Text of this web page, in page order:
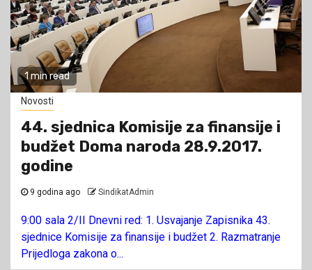
1 min read
Novosti
44. sjednica Komisije za finansije i
budžet Doma naroda 28.9.2017.
godine
9 godina ago SindikatAdmin
9:00 sala 2/II Dnevni red: 1. Usvajanje Zapisnika 43.
sjednice Komisije za finansije i budžet 2. Razmatranje
Prijedloga zakona o...